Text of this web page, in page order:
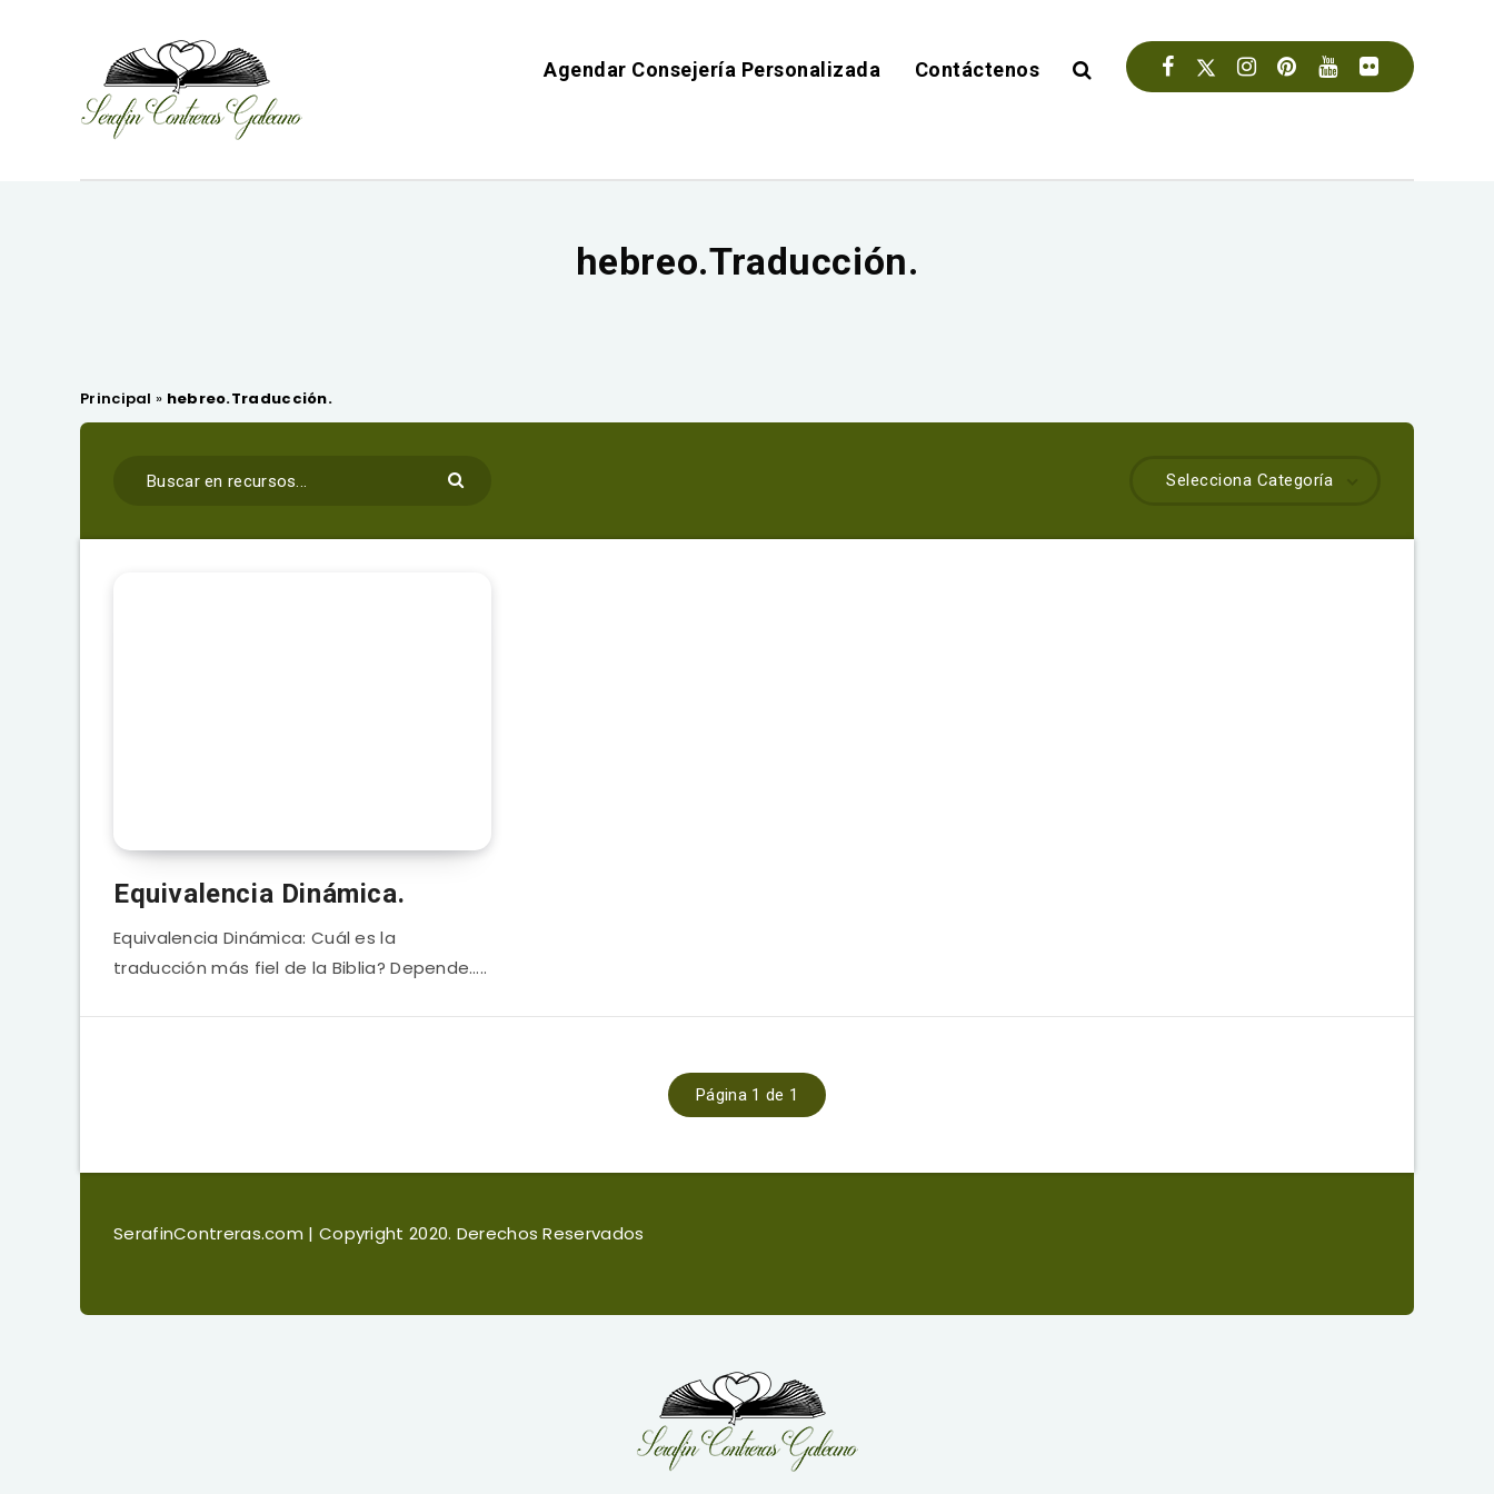
Agendar Consejería Personalizada Contáctenos
hebreo.Traducción.
Principal » hebreo.Traducción.
Selecciona Categoría
Equivalencia Dinámica.
Equivalencia Dinámica: Cuál es la
traducción más fiel de la Biblia? Depende…..
Página 1 de 1
SerafinContreras.com | Copyright 2020. Derechos Reservados